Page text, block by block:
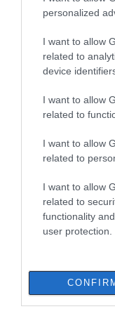
personalized
I want to allow
related to
device
I want to allow
related to
I want to allow
related to
I want to allow
related to
functionality
user protection.
αντίο στον
ζωή του σε
07.08.2026 | 08:00
μέτωπο –
δυνάμεις της
Συνελήφθη
06.08.2026 | 23:15
Εύβοια και θες
στα κάρβουνα;
«Παλιό Πιθάρι»!